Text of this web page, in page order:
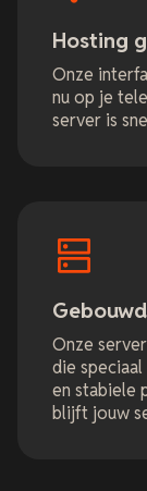
Hosting
Onze
nu op je
server is
Onze
die
en stabiele
blijft jouw